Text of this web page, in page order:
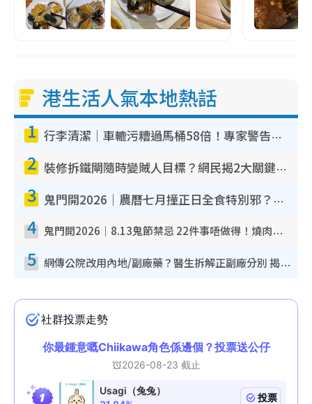
港生活人氣本地熱話
1 行李清潔｜車轆污糟過馬桶58倍！專家警告忌用酒精抹 教1招免污手除菌
2 裝修拆鐵閘隨時變賊人目標？網民揭2大關鍵用途：裝新式等於白裝？附新舊鐵閘分別
3 鬼門開2026｜農曆七月撞正日全食特別邪？專家警告切忌做一事！揭4大禁忌+2招保平安
4 鬼門開2026｜8.13鬼節禁忌 22件事唔做得！燒肉、刺身要少食？半夜勿吹口哨/打呢個電話
5 網傳公院改用內地/副廠藥？醫生拆解正副廠分別 揭4類人換藥隨時出事